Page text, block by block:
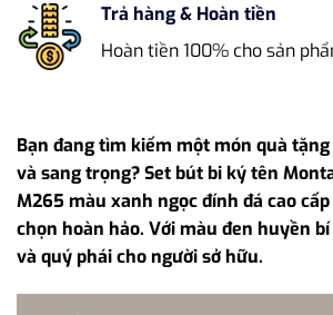
Trả hàng & Hoàn tiền
Hoàn tiền 100% cho sản
Bạn đang tìm kiếm một món quà
và sang trọng? Set bút bi ký tên
M265 màu xanh ngọc đính đá cao
chọn hoàn hảo. Với màu đen huyền
và quý phái cho người sở hữu.